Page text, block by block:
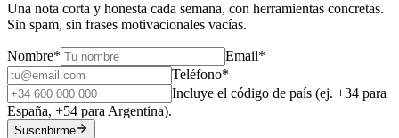
Una nota corta y honesta cada semana, con herramientas concretas.
Sin spam, sin frases motivacionales vacías.
Nombre* Email*
Teléfono*
Incluye el código de país (ej. +34 para
España, +54 para Argentina).
Suscribirme